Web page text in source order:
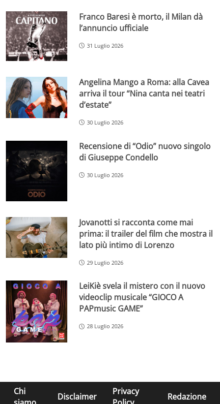
Franco Baresi è morto, il Milan dà
l’annuncio ufficiale
31 Luglio 2026
Angelina Mango a Roma: alla Cavea
arriva il tour “Nina canta nei teatri
d’estate”
30 Luglio 2026
Recensione di “Odio” nuovo singolo
di Giuseppe Condello
30 Luglio 2026
Jovanotti si racconta come mai
prima: il trailer del film che mostra il
lato più intimo di Lorenzo
29 Luglio 2026
LeiKiè svela il mistero con il nuovo
videoclip musicale “GIOCO A
PAPmusic GAME”
28 Luglio 2026
Chi
Disclaimer
Privacy
Redazione